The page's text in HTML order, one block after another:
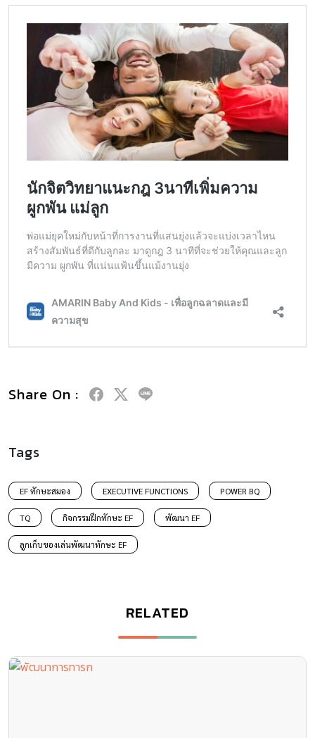
Share On :
Tags
EF ทักษะสมอง EXECUTIVE FUNCTIONS POWER BQ
TQ กิจกรรมฝึกทักษะ EF พัฒนา EF
ลูกเก็บของเล่นพัฒนาทักษะ EF
RELATED